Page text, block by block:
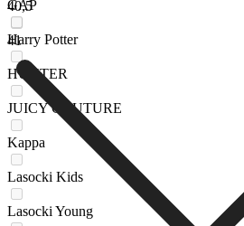
40,5
41
GAP
Harry Potter
HUNTER
JUICY COUTURE
Kappa
Lasocki Kids
Lasocki Young